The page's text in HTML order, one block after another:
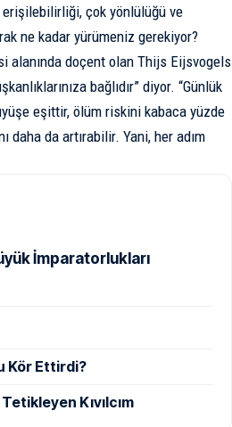
çok yönlülüğü ve
ne kadar yürümeniz gerekiyor?
alanında doçent olan Thijs Eijsvogels
bağlıdır” diyor. “Günlük
eşittir, ölüm riskini kabaca yüzde
daha da artırabilir. Yani, her adım
İmparatorlukları
Kör Ettirdi?
Kıvılcım